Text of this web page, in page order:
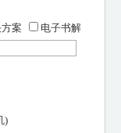
案
电子书解
)